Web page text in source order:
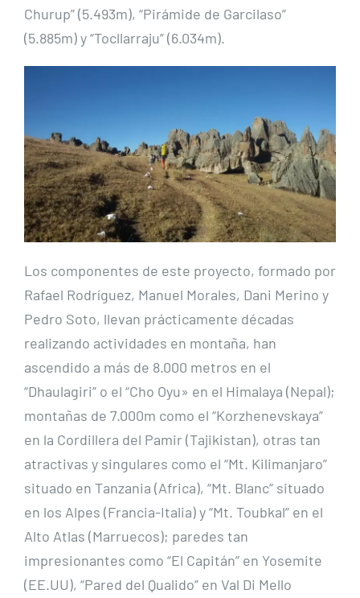
Churup” (5.493m), “Pirámide de Garcilaso”
(5.885m) y “Tocllarraju” (6.034m).
Los componentes de este proyecto, formado por
Rafael Rodríguez, Manuel Morales, Dani Merino y
Pedro Soto, llevan prácticamente décadas
realizando actividades en montaña, han
ascendido a más de 8.000 metros en el
“Dhaulagiri” o el “Cho Oyu» en el Himalaya (Nepal);
montañas de 7.000m como el “Korzhenevskaya”
en la Cordillera del Pamir (Tajikistan), otras tan
atractivas y singulares como el “Mt. Kilimanjaro”
situado en Tanzania (Africa), “Mt. Blanc” situado
en los Alpes (Francia-Italia) y “Mt. Toubkal” en el
Alto Atlas (Marruecos); paredes tan
impresionantes como “El Capitán” en Yosemite
(EE.UU), “Pared del Qualido” en Val Di Mello